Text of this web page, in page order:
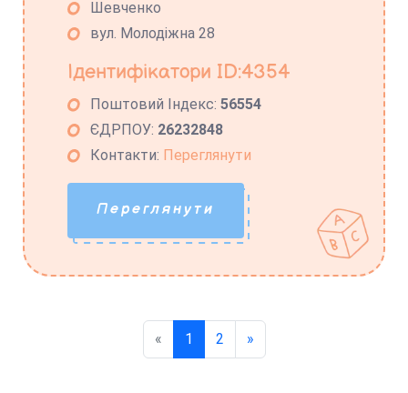
Шевченко
вул. Молодіжна 28
Ідентифікатори ID:4354
Поштовий Індекс:56554
ЄДРПОУ: 26232848
Контакти: Переглянути
Переглянути
« 1 2 »